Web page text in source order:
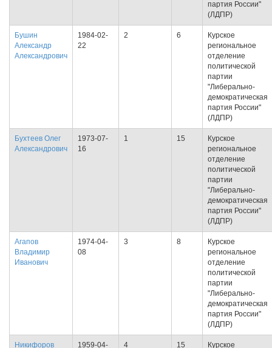
партия России"
(ЛДПР)
Бушин
Александр
Александрович
1984-02-
22
2 6
Курское
региональное
отделение
политической
партии
"Либерально-
демократическая
партия России"
(ЛДПР)
Бухтеев Олег
Александрович
1973-07-
16
1 15
Курское
региональное
отделение
политической
партии
"Либерально-
демократическая
партия России"
(ЛДПР)
Агапов
Владимир
Иванович
1974-04-
08
3 8
Курское
региональное
отделение
политической
партии
"Либерально-
демократическая
партия России"
(ЛДПР)
Никифоров
1959-04-
4 15
Курское